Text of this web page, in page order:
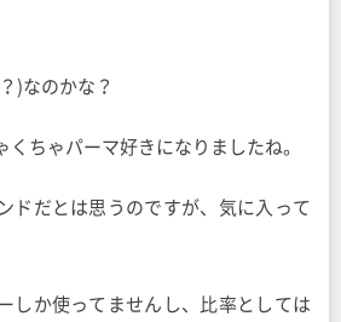
)なのかな？
くちゃパーマ好きになりましたね。
ドだとは思うのですが、気に入って
しか使ってませんし、比率としては